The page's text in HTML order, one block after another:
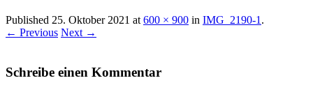
Published 25. Oktober 2021 at 600 × 900 in IMG_2190-1 .
← Previous Next →
Schreibe einen Kommentar